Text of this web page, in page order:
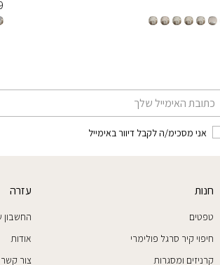
אני מסכימ/ה לקבל דיוור באימייל
חנות
טפטים
חיפוי קיר סרגל פולימרי
קרניזים ומסגרות
עזרה
החשבון
אודות
צור קשר